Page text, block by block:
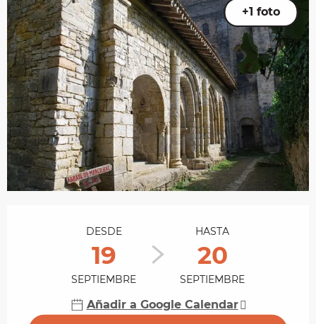
+1 foto
DESDE
19
SEPTIEMBRE
HASTA
20
SEPTIEMBRE
Añadir a Google Calendar